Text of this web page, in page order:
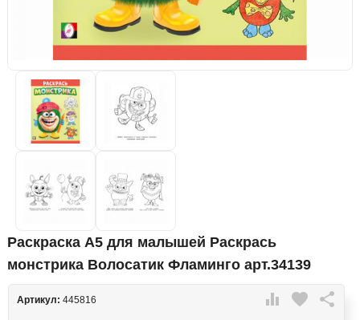
Раскраска А5 для малышей Раскрась
монстрика Волосатик Фламинго арт.34139
 favorite 
Артикул: 445816